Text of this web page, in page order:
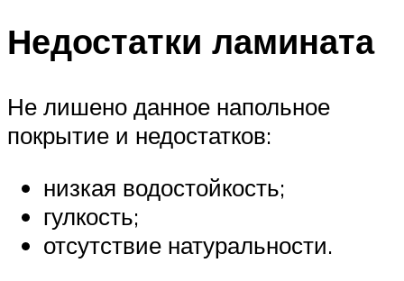
Недостатки ламината
Не лишено данное напольное
покрытие и недостатков:
низкая водостойкость;
гулкость;
отсутствие натуральности.